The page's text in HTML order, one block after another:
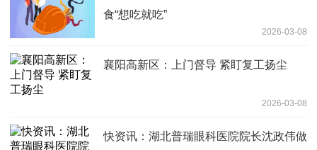
食“想吃就吃”
2026-03-08
襄阳高新区：上门督导 紧盯复工扬尘
2026-03-08
快资讯：湖北普瑞眼科医院院长沈政伟做